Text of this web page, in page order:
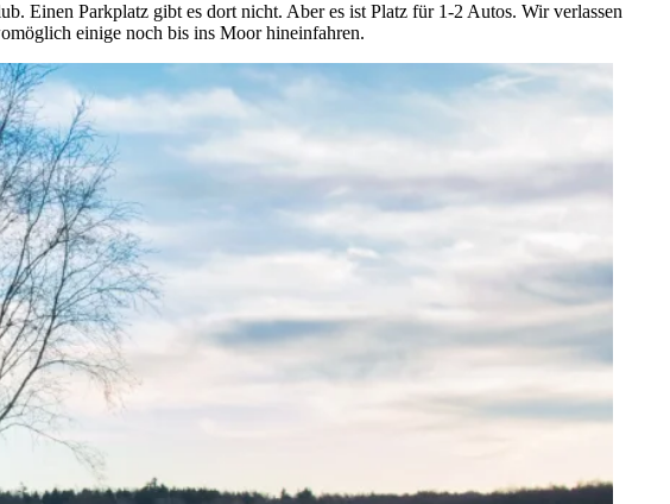
Einen Parkplatz gibt es dort nicht. Aber es ist Platz für 1-2 Autos. Wir verlassen
einige noch bis ins Moor hineinfahren.